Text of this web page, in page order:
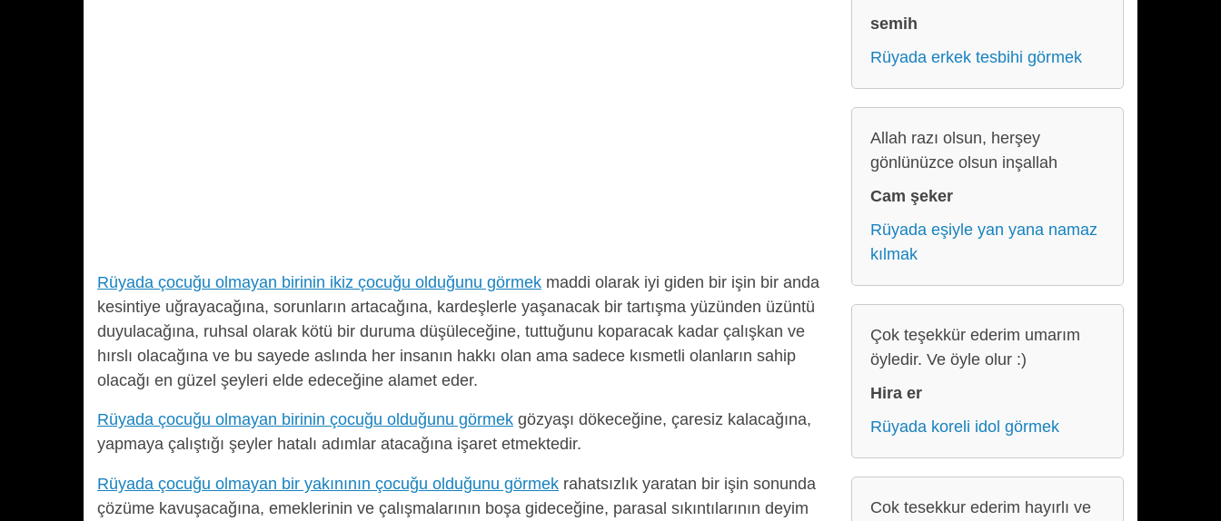
Rüyada çocuğu olmayan birinin ikiz çocuğu olduğunu görmek maddi olarak iyi giden bir işin bir anda
kesintiye uğrayacağına, sorunların artacağına, kardeşlerle yaşanacak bir tartışma yüzünden üzüntü
duyulacağına, ruhsal olarak kötü bir duruma düşüleceğine, tuttuğunu koparacak kadar çalışkan ve
hırslı olacağına ve bu sayede aslında her insanın hakkı olan ama sadece kısmetli olanların sahip
olacağı en güzel şeyleri elde edeceğine alamet eder.
Rüyada çocuğu olmayan birinin çocuğu olduğunu görmek gözyaşı dökeceğine, çaresiz kalacağına,
yapmaya çalıştığı şeyler hatalı adımlar atacağına işaret etmektedir.
Rüyada çocuğu olmayan bir yakınının çocuğu olduğunu görmek rahatsızlık yaratan bir işin sonunda
çözüme kavuşacağına, emeklerinin ve çalışmalarının boşa gideceğine, parasal sıkıntılarının deyim
semih
Rüyada erkek tesbihi görmek
Allah razı olsun, herşey
gönlünüzce olsun inşallah
Cam şeker
Rüyada eşiyle yan yana namaz
kılmak
Çok teşekkür ederim umarım
öyledir. Ve öyle olur :)
Hira er
Rüyada koreli idol görmek
Cok tesekkur ederim hayırlı ve